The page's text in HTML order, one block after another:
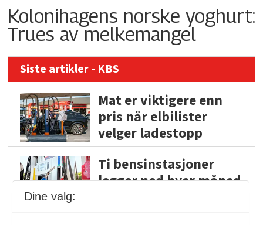
Kolonihagens norske yoghurt:
Trues av melkemangel
Siste artikler - KBS
Mat er viktigere enn
pris når elbilister
velger ladestopp
Ti bensinstasjoner
legger ned hver måned
Dine valg: